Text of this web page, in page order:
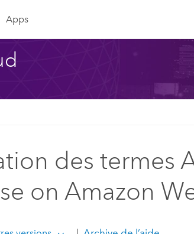
Apps
des termes
on Amazon